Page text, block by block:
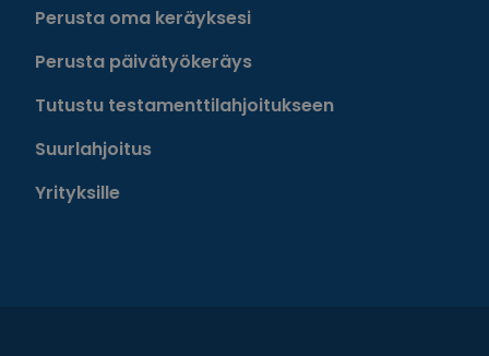
Perusta oma keräyksesi
Perusta päivätyökeräys
Tutustu testamenttilahjoitukseen
Suurlahjoitus
Yrityksille